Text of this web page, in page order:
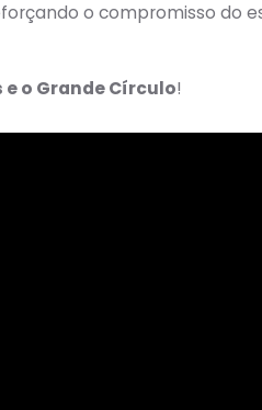
o compromisso do
o Grande Círculo!